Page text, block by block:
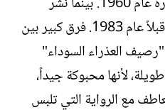
القصتين الأخريين وقرأهما قبلاً عام 1983. فرق كبير بين
العذراء السوداء"
لأنها محبوكة جيداً،
مع الرواية التي تلبس